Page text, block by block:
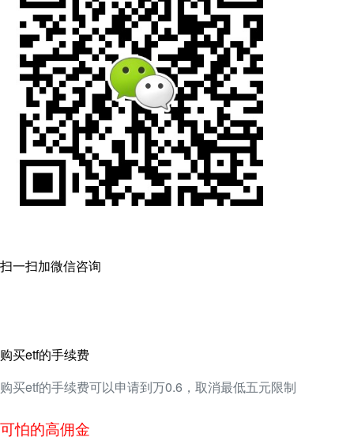
扫一扫加微信咨询
购买etf的手续费
购买etf的手续费可以申请到万0.6，取消最低五元限制
可怕的高佣金